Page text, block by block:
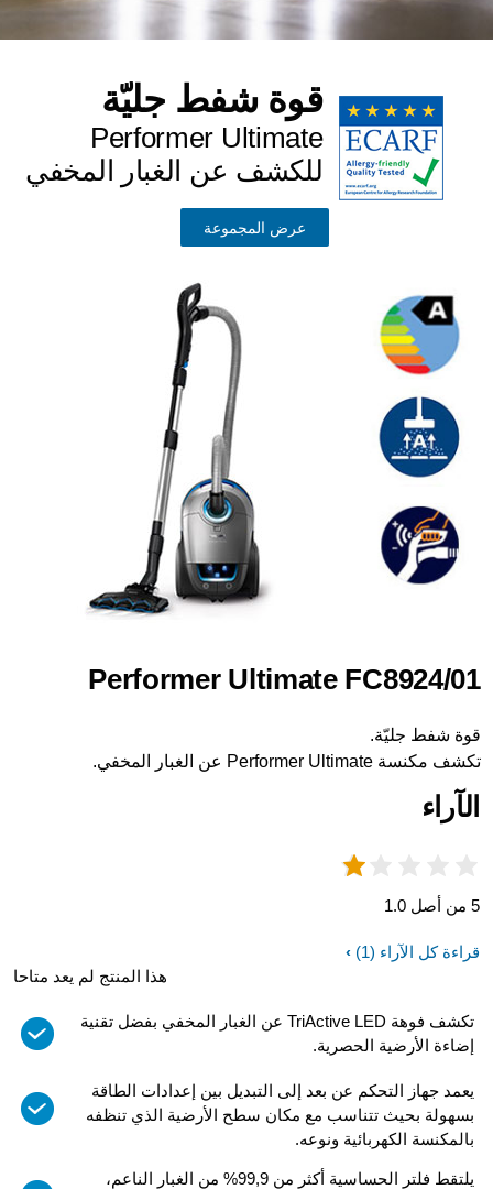
قوة شفط جليّة
Performer Ultimate
للكشف عن الغبار المخفي
عرض المجموعة
Performer Ultimate FC8924/01
قوة شفط جليّة.
تكشف مكنسة Performer Ultimate عن الغبار المخفي.
الآراء
قراءة كل الآراء(1)
هذا المنتج لم يعد متاحا
تكشف فوهة TriActive LED عن الغبار المخفي بفضل تقنية
إضاءة الأرضية الحصرية.
يعمد جهاز التحكم عن بعد إلى التبديل بين إعدادات الطاقة
بسهولة بحيث تتناسب مع مكان سطح الأرضية الذي تنظفه
بالمكنسة الكهربائية ونوعه.
يلتقط فلتر الحساسية أكثر من 99,9% من الغبار الناعم،